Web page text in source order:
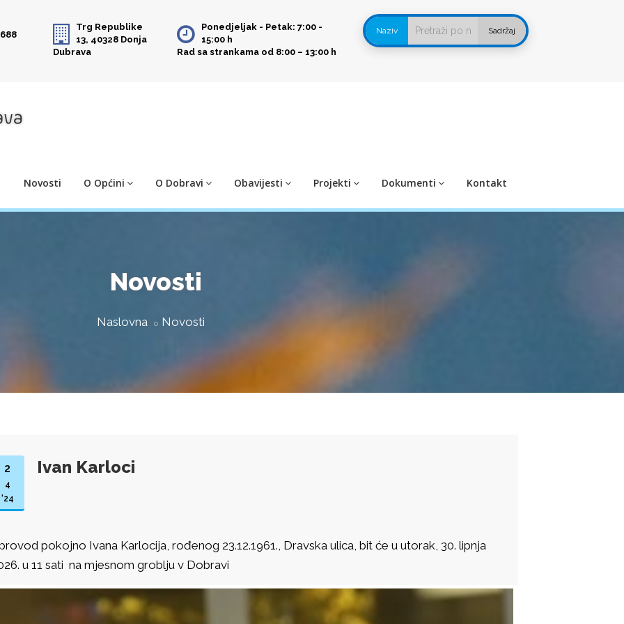
Trg Republike
13, 40328 Donja
Dubrava
Ponedjeljak - Petak: 7:00 -
15:00 h
Rad sa strankama od 8:00 – 13:00 h
Naziv Sadržaj
Novosti O Općini O Dobravi Obavijesti Projekti Dokumenti Kontakt
Novosti
Naslovna Novosti
2
4
'24
Ivan Karloci
pokojno Ivana Karlocija, rođenog 23.12.1961., Dravska ulica, bit će u utorak, 30. lipnja
u 11 sati na mjesnom groblju v Dobravi